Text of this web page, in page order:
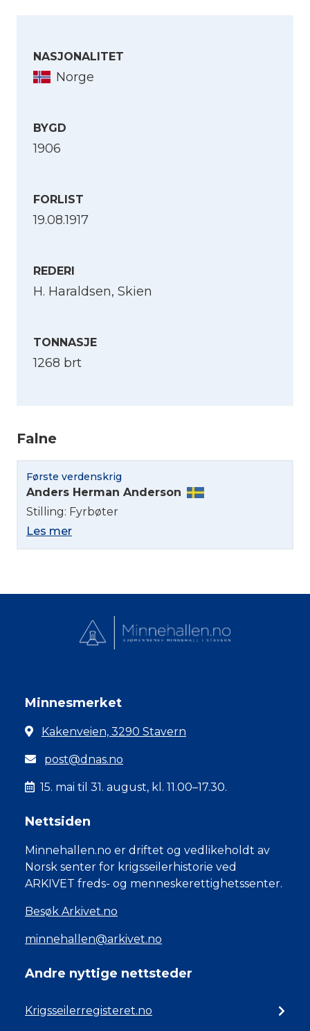
NASJONALITET
Norge
BYGD
1906
FORLIST
19.08.1917
REDERI
H. Haraldsen, Skien
TONNASJE
1268 brt
Falne
Første verdenskrig
Anders Herman Anderson
Stilling: Fyrbøter
Les mer
Minnesmerket
Kakenveien, 3290 Stavern
post@dnas.no
15. mai til 31. august, kl. 11.00–17.30.
Nettsiden
Minnehallen.no er driftet og vedlikeholdt av
Norsk senter for krigsseilerhistorie ved
ARKIVET freds- og menneskerettighetssenter.
Besøk Arkivet.no
minnehallen@arkivet.no
Andre nyttige nettsteder
Krigsseilerregisteret.no
English